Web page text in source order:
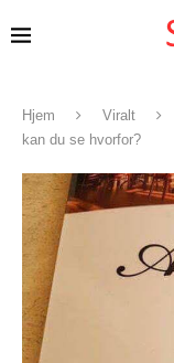
Hjem Viralt
kan du se hvorfor?